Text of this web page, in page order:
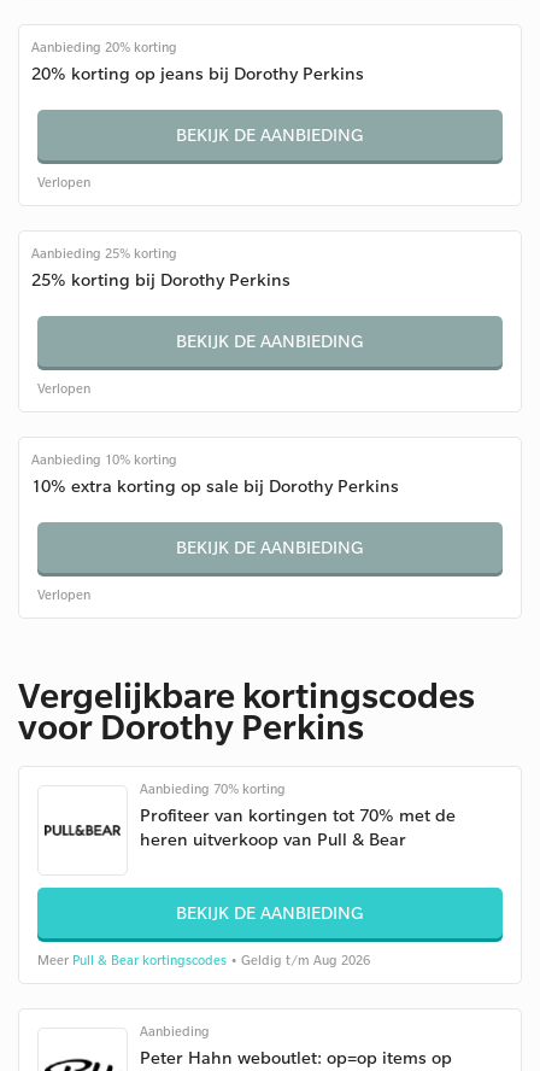
Aanbieding 20% korting
20% korting op jeans bij Dorothy Perkins
BEKIJK DE AANBIEDING
Verlopen
Aanbieding 25% korting
25% korting bij Dorothy Perkins
BEKIJK DE AANBIEDING
Verlopen
Aanbieding 10% korting
10% extra korting op sale bij Dorothy Perkins
BEKIJK DE AANBIEDING
Verlopen
Vergelijkbare kortingscodes
voor Dorothy Perkins
Aanbieding 70% korting
Profiteer van kortingen tot 70% met de
heren uitverkoop van Pull & Bear
BEKIJK DE AANBIEDING
Meer Pull & Bear kortingscodes • Geldig t/m Aug 2026
Aanbieding
Peter Hahn weboutlet: op=op items op